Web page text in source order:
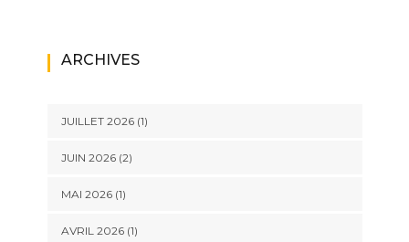
ARCHIVES
JUILLET 2026(1)
JUIN 2026(2)
MAI 2026(1)
AVRIL 2026(1)